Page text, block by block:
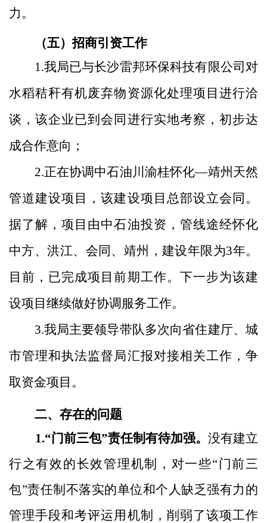
力。
（五）招商引资工作
1.我局已与长沙雷邦环保科技有限公司对
水稻秸秆有机废弃物资源化处理项目进行洽
谈，该企业已到会同进行实地考察，初步达
成合作意向；
2.正在协调中石油川渝桂怀化—靖州天然
管道建设项目，该建设项目总部设立会同。
据了解，项目由中石油投资，管线途经怀化
中方、洪江、会同、靖州，建设年限为3年。
目前，已完成项目前期工作。下一步为该建
设项目继续做好协调服务工作。
3.我局主要领导带队多次向省住建厅、城
市管理和执法监督局汇报对接相关工作，争
取资金项目。
二、存在的问题
1.“门前三包”责任制有待加强。 没有建立
行之有效的长效管理机制，对一些“门前三
包”责任制不落实的单位和个人缺乏强有力的
管理手段和考评运用机制，削弱了该项工作